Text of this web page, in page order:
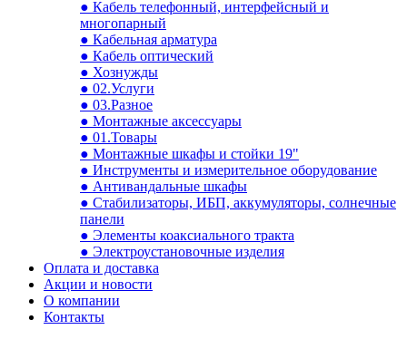
● Кабель телефонный, интерфейсный и
многопарный
● Кабельная арматура
● Кабель оптический
● Хознужды
● 02.Услуги
● 03.Разное
● Монтажные аксессуары
● 01.Товары
● Монтажные шкафы и стойки 19"
● Инструменты и измерительное оборудование
● Антивандальные шкафы
● Стабилизаторы, ИБП, аккумуляторы, солнечные
панели
● Элементы коаксиального тракта
● Электроустановочные изделия
Оплата и доставка
Акции и новости
О компании
Контакты